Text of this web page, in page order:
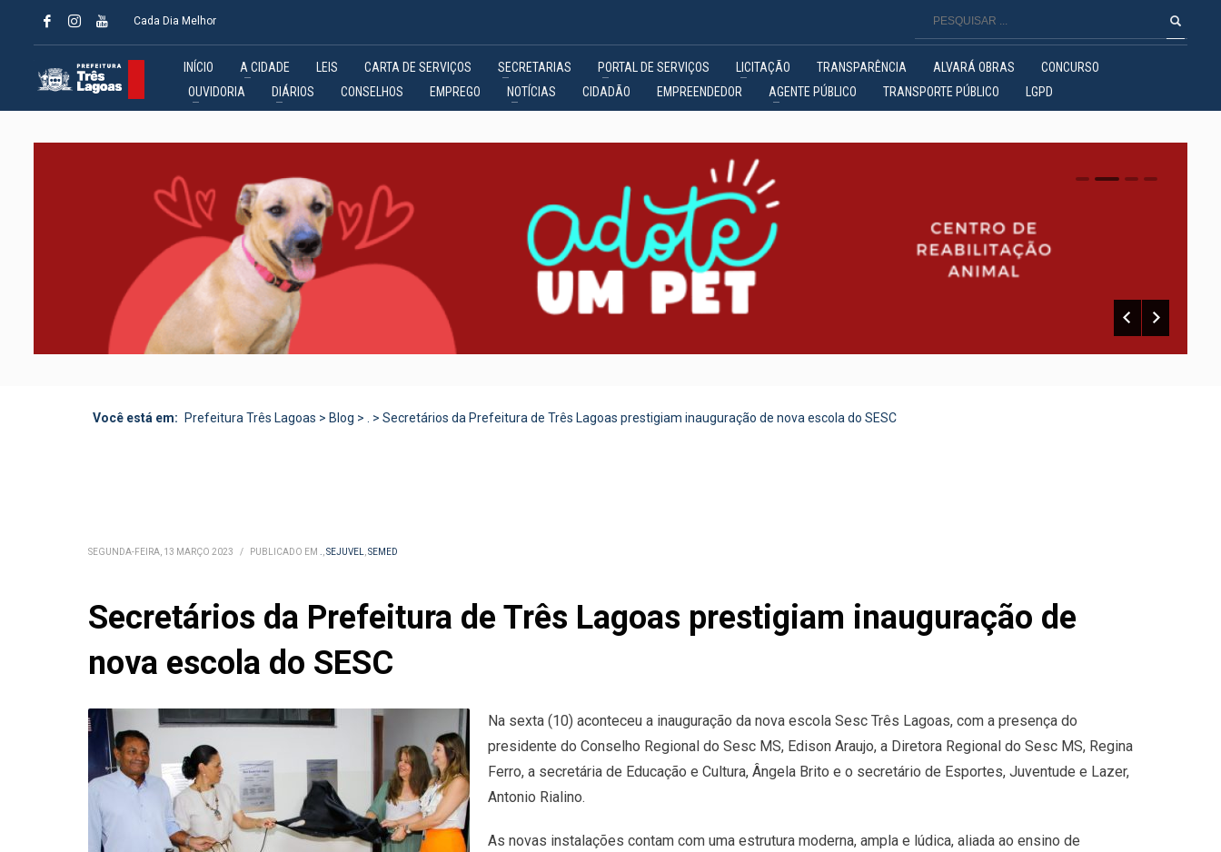
Cada Dia Melhor
INÍCIO A CIDADE LEIS CARTA DE SERVIÇOS SECRETARIAS PORTAL DE SERVIÇOS LICITAÇÃO TRANSPARÊNCIA ALVARÁ OBRAS
CONCURSO
OUVIDORIA
DIÁRIOS CONSELHOS EMPREGO NOTÍCIAS CIDADÃO EMPREENDEDOR AGENTE PÚBLICO TRANSPORTE PÚBLICO LGPD
0 1 2
Você está em: Prefeitura Três Lagoas > Blog > . > Secretários da Prefeitura de Três Lagoas prestigiam inauguração de nova escola do SESC
SEGUNDA-FEIRA, 13 MARÇO 2023 / PUBLICADO EM .,SEJUVEL,SEMED
Secretários da Prefeitura de Três Lagoas prestigiam inauguração de
nova escola do SESC
Na sexta (10) aconteceu a inauguração da nova escola Sesc Três Lagoas, com a presença do
presidente do Conselho Regional do Sesc MS, Edison Araujo, a Diretora Regional do Sesc MS, Regina
Ferro, a secretária de Educação e Cultura, Ângela Brito e o secretário de Esportes, Juventude e Lazer,
Antonio Rialino.
As novas instalações contam com uma estrutura moderna, ampla e lúdica, aliada ao ensino de